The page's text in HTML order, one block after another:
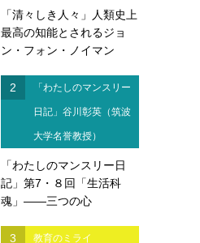
「清々しき人々」人類史上
最高の知能とされるジョ
ン・フォン・ノイマン
2 「わたしのマンスリー
日記」谷川彰英（筑波
大学名誉教授）
「わたしのマンスリー日
記」第7・８回「生活科
魂」――三つの心
3 教育のミライ